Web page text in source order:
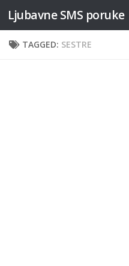
Skip to content
TAGGED: SESTRE